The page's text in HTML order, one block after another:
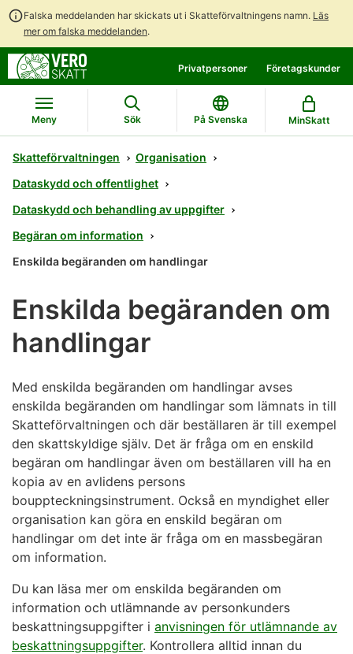
Falska meddelanden har skickats ut i Skatteförvaltningens namn. Läs
mer om falska meddelanden.
direkt
till
innehållet
till
hela
webbplatsens
sökning
Privatpersoner Företagskunder
Meny Sök På Svenska MinSkatt
Skatteförvaltningen
Organisation
Dataskydd och offentlighet
Dataskydd och behandling av uppgifter
Begäran om information
Enskilda begäranden om handlingar
Enskilda begäranden om
handlingar
Med enskilda begäranden om handlingar avses
enskilda begäranden om handlingar som lämnats in till
Skatteförvaltningen och där beställaren är till exempel
den skattskyldige själv. Det är fråga om en enskild
begäran om handlingar även om beställaren vill ha en
kopia av en avlidens persons
bouppteckningsinstrument. Också en myndighet eller
organisation kan göra en enskild begäran om
handlingar om det inte är fråga om en massbegäran
om information.
Du kan läsa mer om enskilda begäranden om
information och utlämnande av personkunders
beskattningsuppgifter i anvisningen för utlämnande av
beskattningsuppgifter​. Kontrollera alltid innan du